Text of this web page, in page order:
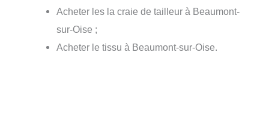
Acheter les la craie de tailleur à Beaumont-
sur-Oise ;
Acheter le tissu à Beaumont-sur-Oise.